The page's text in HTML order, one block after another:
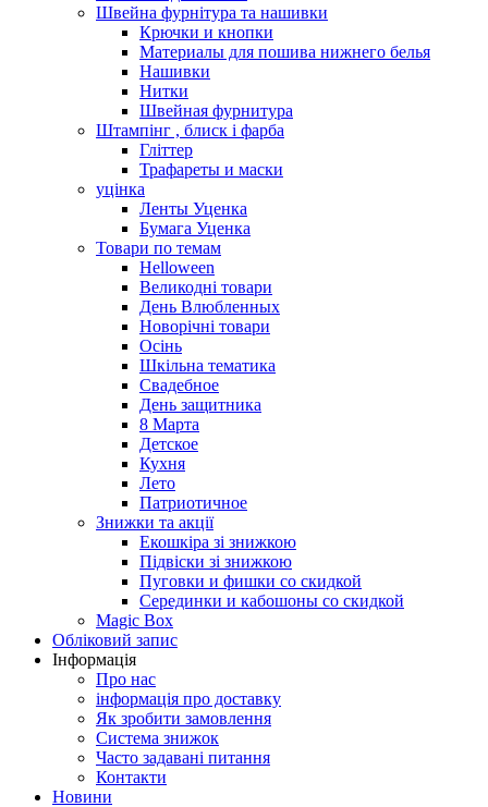
Швейна фурнітура та нашивки
Крючки и кнопки
Материалы для пошива нижнего белья
Нашивки
Нитки
Швейная фурнитура
Штампінг , блиск і фарба
Гліттер
Трафареты и маски
уцінка
Ленты Уценка
Бумага Уценка
Товари по темам
Helloween
Великодні товари
День Влюбленных
Новорічні товари
Осінь
Шкільна тематика
Свадебное
День защитника
8 Марта
Детское
Кухня
Лето
Патриотичное
Знижки та акції
Екошкіра зі знижкою
Підвіски зі знижкою
Пуговки и фишки со скидкой
Серединки и кабошоны со скидкой
Magic Box
Обліковий запис
Інформація
Про нас
інформація про доставку
Як зробити замовлення
Система знижок
Часто задавані питання
Контакти
Новини